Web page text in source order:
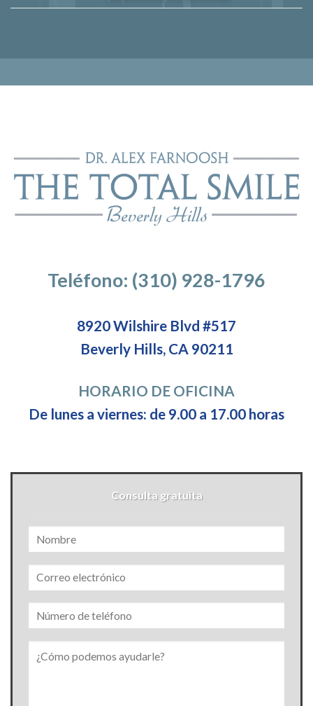
Teléfono: (310) 928-1796
8920 Wilshire Blvd #517
Beverly Hills, CA 90211
HORARIO DE OFICINA
De lunes a viernes: de 9.00 a 17.00 horas
Consulta gratuita